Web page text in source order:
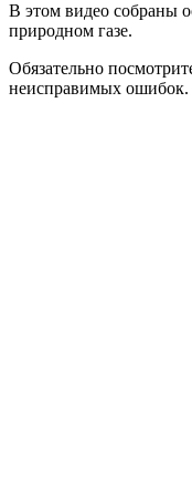
В этом видео собраны
природном газе.
Обязательно
неисправимых ошибок.